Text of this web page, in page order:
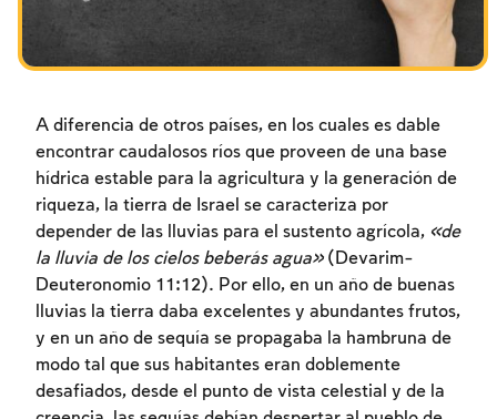
A diferencia de otros países, en los cuales es dable
encontrar caudalosos ríos que proveen de una base
hídrica estable para la agricultura y la generación de
riqueza, la tierra de Israel se caracteriza por
depender de las lluvias para el sustento agrícola, «de
la lluvia de los cielos beberás agua»(Devarim-
Deuteronomio 11:12). Por ello, en un año de buenas
lluvias la tierra daba excelentes y abundantes frutos,
y en un año de sequía se propagaba la hambruna de
modo tal que sus habitantes eran doblemente
desafiados, desde el punto de vista celestial y de la